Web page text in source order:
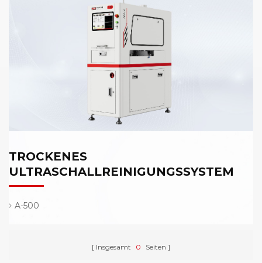
TROCKENES
ULTRASCHALLREINIGUNGSSYSTEM
A-500
Insgesamt 0 Seiten